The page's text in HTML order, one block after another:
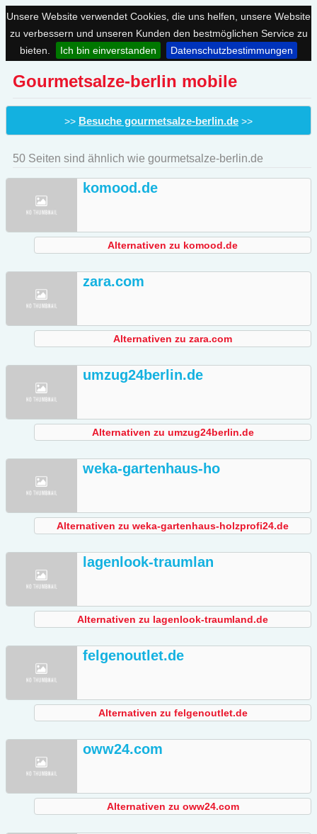
Unsere Website verwendet Cookies, die uns helfen, unsere Website
zu verbessern und unseren Kunden den bestmöglichen Service zu
bieten.
Ich bin einverstanden Datenschutzbestimmungen
Gourmetsalze-berlin mobile
>> Besuche gourmetsalze-berlin.de >>
50 Seiten sind ähnlich wie gourmetsalze-berlin.de
komood.de
Alternativen zu komood.de
zara.com
Alternativen zu zara.com
umzug24berlin.de
Alternativen zu umzug24berlin.de
weka-gartenhaus-ho
Alternativen zu weka-gartenhaus-holzprofi24.de
lagenlook-traumlan
Alternativen zu lagenlook-traumland.de
felgenoutlet.de
Alternativen zu felgenoutlet.de
oww24.com
Alternativen zu oww24.com